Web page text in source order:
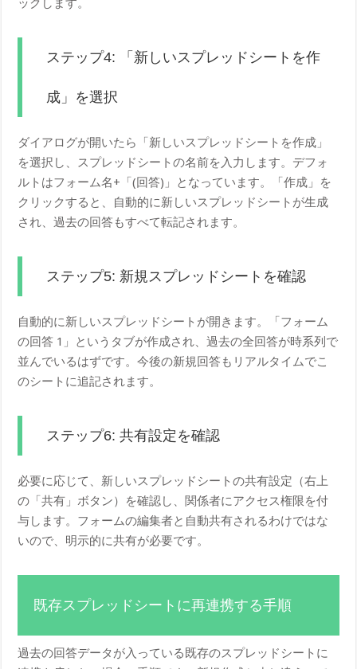
ックします。
ステップ4: 「新しいスプレッドシートを作
成」を選択
ダイアログが開いたら「新しいスプレッドシートを作成」
を選択し、スプレッドシートの名前を入力します。デフォ
ルトはフォーム名+「(回答)」となっています。「作成」を
クリックすると、自動的に新しいスプレッドシートが生成
され、過去の回答もすべて転記されます。
ステップ5: 新規スプレッドシートを確認
自動的に新しいスプレッドシートが開きます。「フォーム
の回答 1」というタブが作成され、過去の全回答が時系列で
並んでいるはずです。今後の新規回答もリアルタイムでこ
のシートに追記されます。
ステップ6: 共有設定を確認
必要に応じて、新しいスプレッドシートの共有設定（右上
の「共有」ボタン）を確認し、関係者にアクセス権限を付
与します。フォームの編集者と自動共有されるわけではな
いので、明示的に共有が必要です。
既存スプレッドシートに再連携する手順
過去の回答データが入っている既存のスプレッドシートに